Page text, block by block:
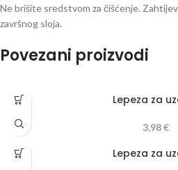
Ne brišite sredstvom za čišćenje.
završnog sloja.
Povezani proizvodi
Lepeza za
3,98€
Lepeza za